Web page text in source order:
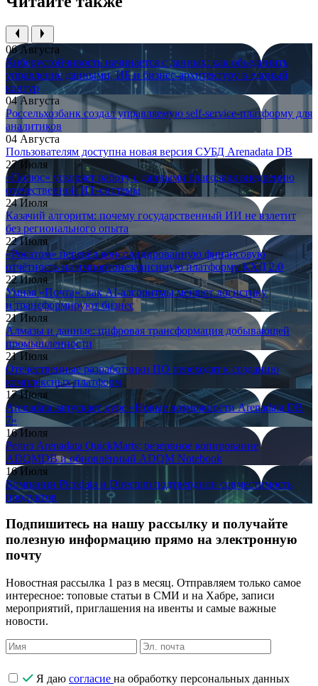
06 Августа
Киберустойчивость начинается с данных: как объединить
управление данными, ИБ и бизнес-архитектуру в единый
контур
04 Августа
Россельхозбанк создал управляемую self-service-платформу для
аналитиков
04 Августа
Пользователям доступна новая версия СУБД Arenadata DB
27 Июля
«Полюс» ускоряет работу с данными благодаря внедрению
отечественной ИТ-системы
24 Июля
Казачий алгоритм: почему государственный ИИ не взлетит
без регионального опыта
22 Июля
«Росатом» перевёл консолидированную финансовую
отчётность на импортонезависимую платформу КХД 2.0
22 Июля
Умная «Почта»: как AI-алгоритмы меняют логистику
и трансформируют бизнес
21 Июля
Алмазы и данные: цифровая трансформация добывающей
промышленности
21 Июля
Отечественные разработчики ПО переходят к созданию
комплексных платформ
17 Июля
Arenadata запускает курс «Новые возможности Arenadata DB
7»
16 Июля
Релиз Arenadata QuickMarts: резервное копирование
ADQMDB и обновлённый ADQM Notebook
16 Июля
Компании Picodata и Directum подтвердили совместимость
продуктов
Подпишитесь на нашу рассылку и получайте
полезную информацию прямо на электронную
почту
Новостная рассылка 1 раз в месяц. Отправляем только самое
интересное: топовые статьи в СМИ и на Хабре, записи
мероприятий, приглашения на ивенты и самые важные
новости.
Я даю согласие на обработку персональных данных